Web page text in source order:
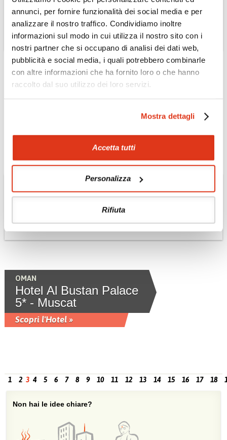
annunci, per fornire funzionalità dei social media e per
analizzare il nostro traffico. Condividiamo inoltre
informazioni sul modo in cui utilizza il nostro sito con i
nostri partner che si occupano di analisi dei dati web,
pubblicità e social media, i quali potrebbero combinarle
con altre informazioni che ha fornito loro o che hanno
raccolto dal suo utilizzo dei loro servizi.
Mostra dettagli
Accetta tutti
Personalizza
Rifiuta
GIORDANIA
Holiday Inn Dead Sea
Resort 5* - Mar Morto
OMAN
Hotel Al Bustan Palace
5* - Muscat
Scopri l'Hotel »
1 2 3 4 5 6 7 8 9 10 11 12 13 14 15 16 17 18
Non hai le idee chiare?